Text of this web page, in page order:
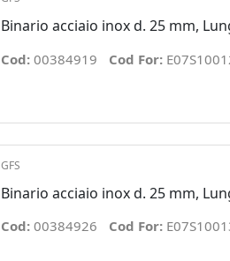
Binario acciaio inox d. 25 mm,
Cod: 00384919 Cod For:
GFS
Binario acciaio inox d. 25 mm,
Cod: 00384926 Cod For: